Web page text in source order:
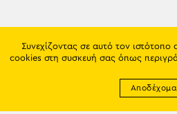
Συνεχίζοντας σε αυτό τον
cookies στη συσκευή σας όπως